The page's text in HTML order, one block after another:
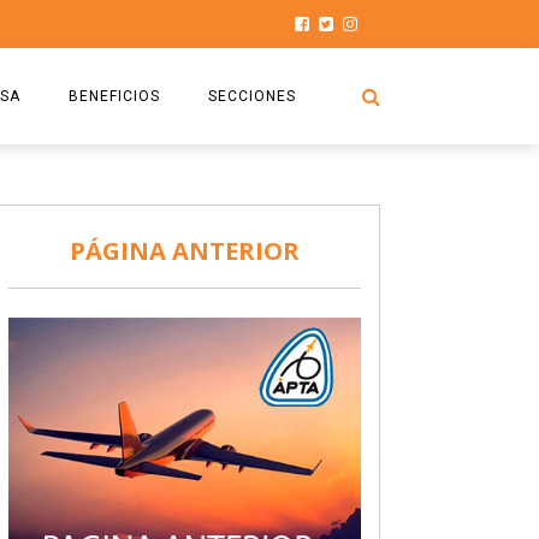
BENEFICIOS
COMISIÓN
SECCIONES
SEGURIDAD AÉREA
TURISMO Y RECREACIÓN
VIDEOS
PÁGINA ANTERIOR